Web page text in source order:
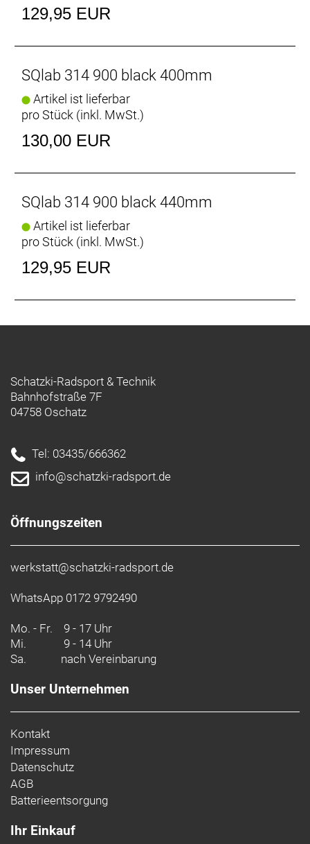
abgeflachte und weit nach vorne, gezogene Fläche
ist maximal groß. So können die Finger den Lenker
129,95 EUR
SQlab 314 900 black 400mm
Artikel ist lieferbar
pro Stück (inkl. MwSt.)
130,00 EUR
SQlab 314 900 black 440mm
Artikel ist lieferbar
pro Stück (inkl. MwSt.)
129,95 EUR
Schatzki-Radsport & Technik
Bahnhofstraße 7F
04758 Oschatz
Tel: 03435/666362
info@schatzki-radsport.de
Öffnungszeiten
werkstatt@schatzki-radsport.de
WhatsApp 0172 9792490
Mo. - Fr. 9 - 17 Uhr
Mi.
9 - 14 Uhr
Sa.
nach Vereinbarung
Unser Unternehmen
Kontakt
Impressum
Datenschutz
AGB
Batterieentsorgung
Ihr Einkauf